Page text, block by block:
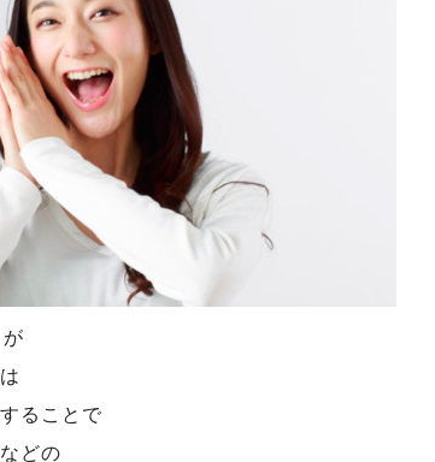
ることで
どの